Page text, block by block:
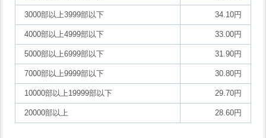
3000部以上3999部以下 34.10円
4000部以上4999部以下 33.00円
5000部以上6999部以下 31.90円
7000部以上9999部以下 30.80円
10000部以上19999部以下 29.70円
20000部以上 28.60円